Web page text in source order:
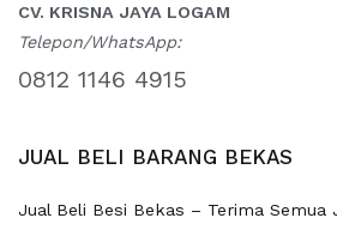
CV. KRISNA JAYA LOGAM
Telepon/WhatsApp:
0812 1146 4915
JUAL BELI BARANG BEKAS
Jual Beli Besi Bekas – Terima Semua